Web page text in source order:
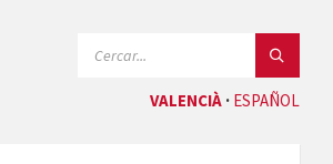
VALENCIÀ ESPAÑOL